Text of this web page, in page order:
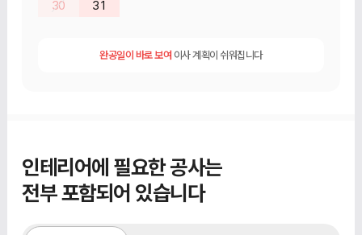
30 31
완공일이 바로 보여 이사 계획이 쉬워집니다
인테리어에 필요한 공사는
전부 포함되어 있습니다